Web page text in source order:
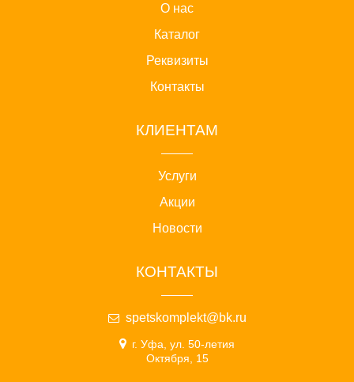
О нас
Каталог
Реквизиты
Контакты
КЛИЕНТАМ
Услуги
Акции
Новости
КОНТАКТЫ
spetskomplekt@bk.ru
г. Уфа, ул. 50-летия
Октября, 15